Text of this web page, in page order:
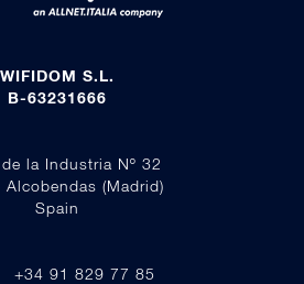
WIFIDOM S.L.
B-63231666
la Industria Nº 32
Alcobendas (Madrid)
Spain
+34 91 829 77 85